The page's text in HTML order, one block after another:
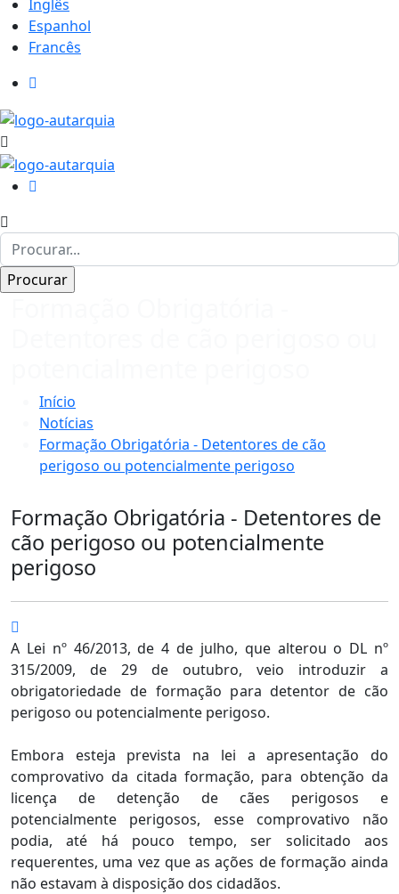
Inglês
Espanhol
Francês
Início
Notícias
Formação Obrigatória - Detentores de cão
perigoso ou potencialmente perigoso
Formação Obrigatória - Detentores de
cão perigoso ou potencialmente
perigoso
A Lei nº 46/2013, de 4 de julho, que alterou o DL nº
315/2009, de 29 de outubro, veio introduzir a
obrigatoriedade de formação para detentor de cão
perigoso ou potencialmente perigoso.
Embora esteja prevista na lei a apresentação do
comprovativo da citada formação, para obtenção da
licença de detenção de cães perigosos e
potencialmente perigosos, esse comprovativo não
podia, até há pouco tempo, ser solicitado aos
requerentes, uma vez que as ações de formação ainda
não estavam à disposição dos cidadãos.